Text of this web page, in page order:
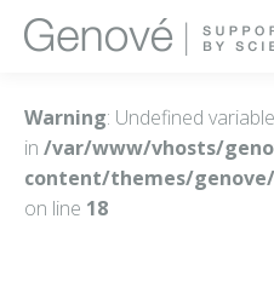
Warning: Undefined
in /var/www/vhosts/
content/themes/
on line 18